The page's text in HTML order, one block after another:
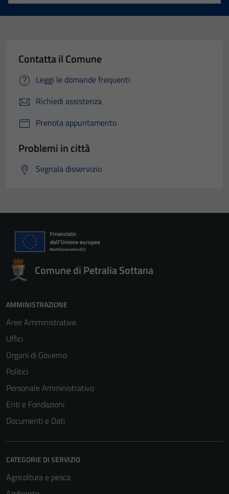
Contatta il Comune
Leggi le domande frequenti
Richiedi assistenza
Prenota appuntamento
Problemi in città
Segnala disservizio
Comune di Petralia Sottana
AMMINISTRAZIONE
Aree Amministrative
Uffici
Organi di Governo
Politici
Personale Amministrativo
Enti e Fondazioni
Documenti e Dati
CATEGORIE DI SERVIZIO
Agricoltura e pesca